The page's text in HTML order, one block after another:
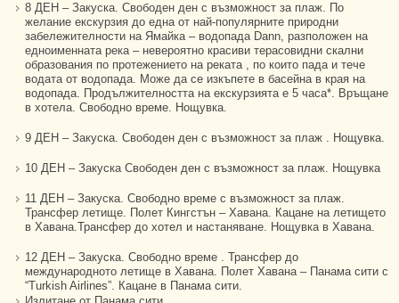
8 ДЕН – Закуска. Свободен ден с възможност за плаж. По
желание екскурзия до една от най-популярните природни
забележителности на Ямайка – водопада Dann, разположен на
едноименната река – невероятно красиви терасовидни скални
образования по протежението на реката , по които пада и тече
водата от водопада. Може да се изкъпете в басейна в края на
водопада. Продължителността на екскурзията е 5 часа*. Връщане
в хотела. Свободно време. Нощувка.
9 ДЕН – Закуска. Свободен ден с възможност за плаж . Нощувка.
10 ДЕН – Закуска Свободен ден с възможност за плаж. Нощувка
11 ДЕН – Закуска. Свободно време с възможност за плаж.
Трансфер летище. Полет Кингстън – Хавана. Кацане на летището
в Хавана.Трансфер до хотел и настаняване. Нощувка в Хавана.
12 ДЕН – Закуска. Свободно време . Трансфер до
международното летище в Хавана. Полет Хавана – Панама сити с
“Turkish Airlines”. Кацане в Панама сити.